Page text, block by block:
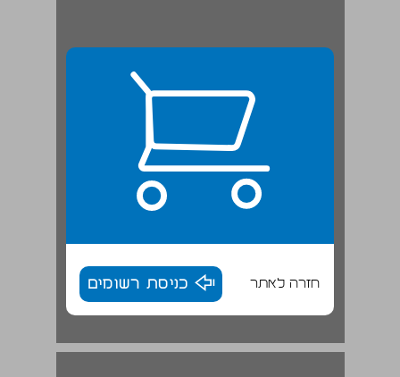
חזרה לאתר כניסת רשומים
הספירה לאחור: 113 ימים ... 16